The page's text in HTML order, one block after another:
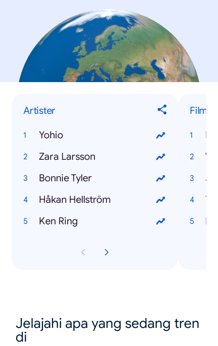
Artister
Yohio
Zara Larsson
Bonnie Tyler
Håkan Hellström
Ken Ring
Film
Jelajahi apa yang sedang tren
di